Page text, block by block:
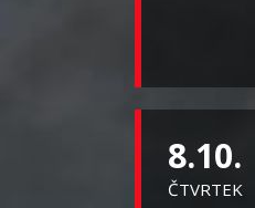
8.10.
ČTVRTEK